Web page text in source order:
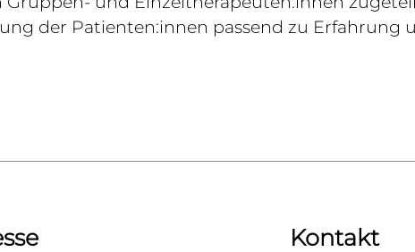
der Patienten:innen passend zu Erfahrung
Kontakt